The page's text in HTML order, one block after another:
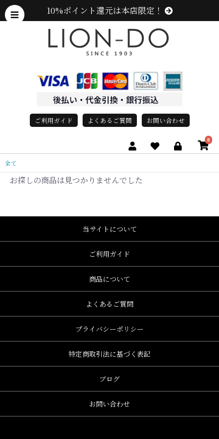
10%ポイント還元は本店限定！
ご利用ガイド よくあるご質問 お問い合わせ
0
全て
お探しの商品は見つかりませんでした
当サイトについて
ご利用ガイド
商品について
よくあるご質問
プライバシーポリシー
特定商取引法に基づく表記
ブログ
お問い合わせ